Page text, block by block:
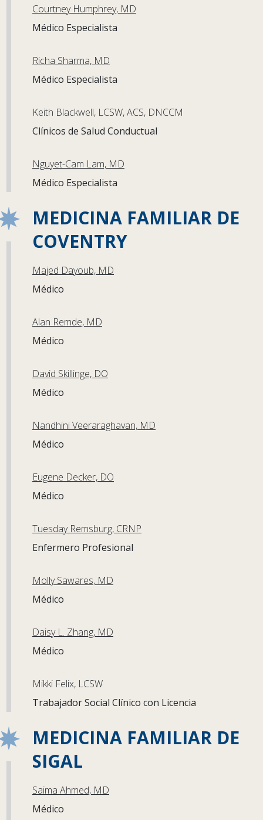
Courtney Humphrey, MD
Médico Especialista
Richa Sharma, MD
Médico Especialista
Keith Blackwell, LCSW, ACS, DNCCM
Clínicos de Salud Conductual
Nguyet-Cam Lam, MD
Médico Especialista
MEDICINA FAMILIAR DE
COVENTRY
Majed Dayoub, MD
Médico
Alan Remde, MD
Médico
David Skillinge, DO
Médico
Nandhini Veeraraghavan, MD
Médico
Eugene Decker, DO
Médico
Tuesday Remsburg, CRNP
Enfermero Profesional
Molly Sawares, MD
Médico
Daisy L. Zhang, MD
Médico
Mikki Felix, LCSW
Trabajador Social Clínico con Licencia
MEDICINA FAMILIAR DE
SIGAL
Saima Ahmed, MD
Médico